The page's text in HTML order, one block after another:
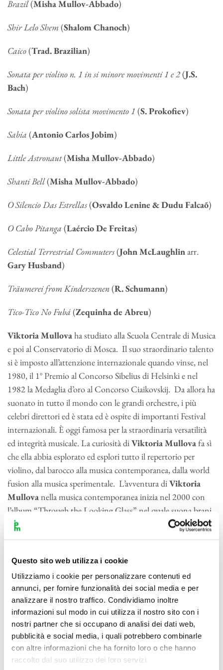
Questo sito web utilizza i cookie
Utilizziamo i cookie per personalizzare contenuti ed
annunci, per fornire funzionalità dei social media e per
analizzare il nostro traffico. Condividiamo inoltre
informazioni sul modo in cui utilizza il nostro sito con i
nostri partner che si occupano di analisi dei dati web,
pubblicità e social media, i quali potrebbero combinarle
con altre informazioni che ha fornito loro o che hanno
raccolto dal suo utilizzo dei loro servizi.
Brazil(Misha Mullov-Abbado)
Shir Lelo Shem(Shalom Chanoch)
Caico(Trad. Brazilian)
Sonata per violino n. 1 in si minore movimenti 1 e 2(J.S.
Bach)
Sonata per violino solista movimento 1 (S. Prokofiev)
Sabia (Antonio Carlos Jobim)
Little Astronaut(Misha Mullov-Abbado)
Shanti Bell(Misha Mullov-Abbado)
O Silencio Das Estrellas(Osvaldo Lenine & Dudu Falcaõ)
O Cabo Pitanga (Laércio De Freitas)
Celestial Terrestrial Commuters(John McLaughlinarr.
Gary Husband)
Träumerei from Kinderszenen(R. Schumann)
Tico-Tico No Fubá(Zequinha de Abreu)
Viktoria Mullovaha studiato alla Scuola Centrale di Musica
e poi al Conservatorio di Mosca. Il suo straordinario talento
si è imposto all’attenzione internazionale quando vinse, nel
1980, il 1° Premio al Concorso Sibelius di Helsinki e nel
1982 la Medaglia d’oro al Concorso Ciaikovskij. Da allora ha
suonato in tutto il mondo con le grandi orchestre, i più
celebri direttori ed è stata ed è ospite di importanti Festival
internazionali. È oggi famosa per la straordinaria versatilità
ed integrità musicale. La curiosità diViktoria Mullovafa sì
che ella abbia esplorato ed esplori tutto il repertorio per
violino, dal barocco alla musica contemporanea, dalla world
fusion alla musica sperimentale. L’avventura diViktoria
Mullovanella musica contemporanea inizia nel 2000 con
l’album “Through the Looking Glass” nel quale suona brani
di world, jazz e pop music arrangiati per lei da Matthew
recente progetto “Stradivarius in Rio” è ispirato dalla sua
passione per le canzoni brasiliane ed è stato inciso anche in
Cd.Mullovaha anche commissionato opere a giovani
compositori come Fraser Trainer, Thomas Larcher e Dai
Fujikura. Ha inciso per Philips Classics e Onyx Classical
vincendo numerosi premi. Suona lo Stradivari Julius Falk del
1723 ed un Guadagnini.